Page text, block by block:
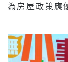
為房屋政策應